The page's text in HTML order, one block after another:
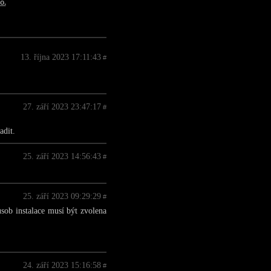
13. října 2023 17:11:43 #
27. září 2023 23:47:17 #
25. září 2023 14:56:43 #
25. září 2023 09:29:29 #
instalace musí být zvolena
24. září 2023 15:16:58 #